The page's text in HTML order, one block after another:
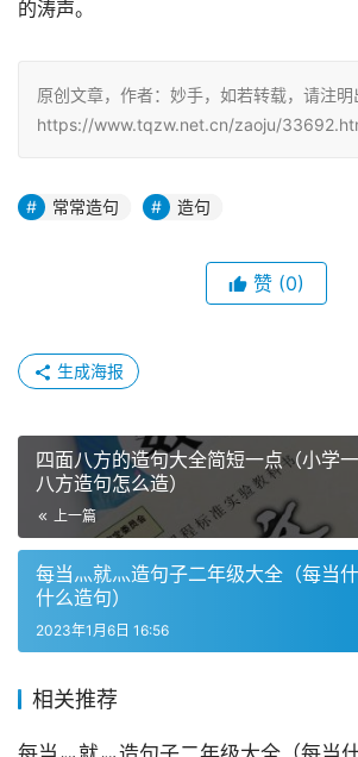
的涛声。
原创文章，作者：妙手，如若转载，请注明
https://www.tqzw.net.cn/zaoju/
常常造句 造句
赞 (0)
生成海报
四面八方的造句大全简短一点（小学
八方造句怎么造）
上一篇
每当灬就灬造句子二年级大全（每当
什么造句）
2023年1月6日 16:56
相关推荐